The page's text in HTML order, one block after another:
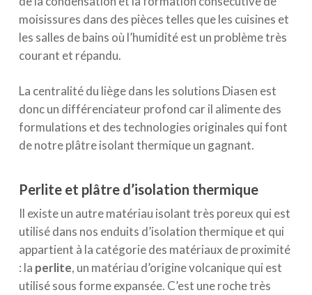
moisissures dans des pièces telles que les cuisines et
les salles de bains où l’humidité est un problème très
courant et répandu.
La centralité du liège dans les solutions Diasen est
donc un différenciateur profond car il alimente des
formulations et des technologies originales qui font
de notre plâtre isolant thermique un gagnant.
Perlite et plâtre d’isolation thermique
Il existe un autre matériau isolant très poreux qui est
utilisé dans nos enduits d’isolation thermique et qui
appartient à la catégorie des matériaux de proximité
: la perlite, un matériau d’origine volcanique qui est
utilisé sous forme expansée. C’est une roche très